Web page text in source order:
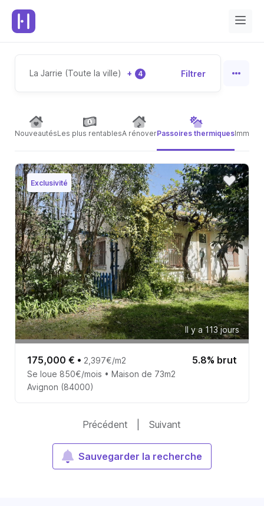
La Jarrie (Toute la ville) + 4 Filtrer
NouveautésLes plus rentablesA rénoverPassoires thermiques
Exclusivité
Il y a 113 jours
175,000 € • 2,397€/m2 5.8% brut
Se loue 850€/mois • Maison de 73m2
Avignon (84000)
Précédent Suivant
Sauvegarder la recherche